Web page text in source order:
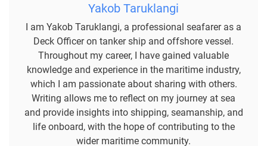
Yakob Taruklangi
I am Yakob Taruklangi, a professional seafarer as a
Deck Officer on tanker ship and offshore vessel.
Throughout my career, I have gained valuable
knowledge and experience in the maritime industry,
which I am passionate about sharing with others.
Writing allows me to reflect on my journey at sea
and provide insights into shipping, seamanship, and
life onboard, with the hope of contributing to the
wider maritime community.